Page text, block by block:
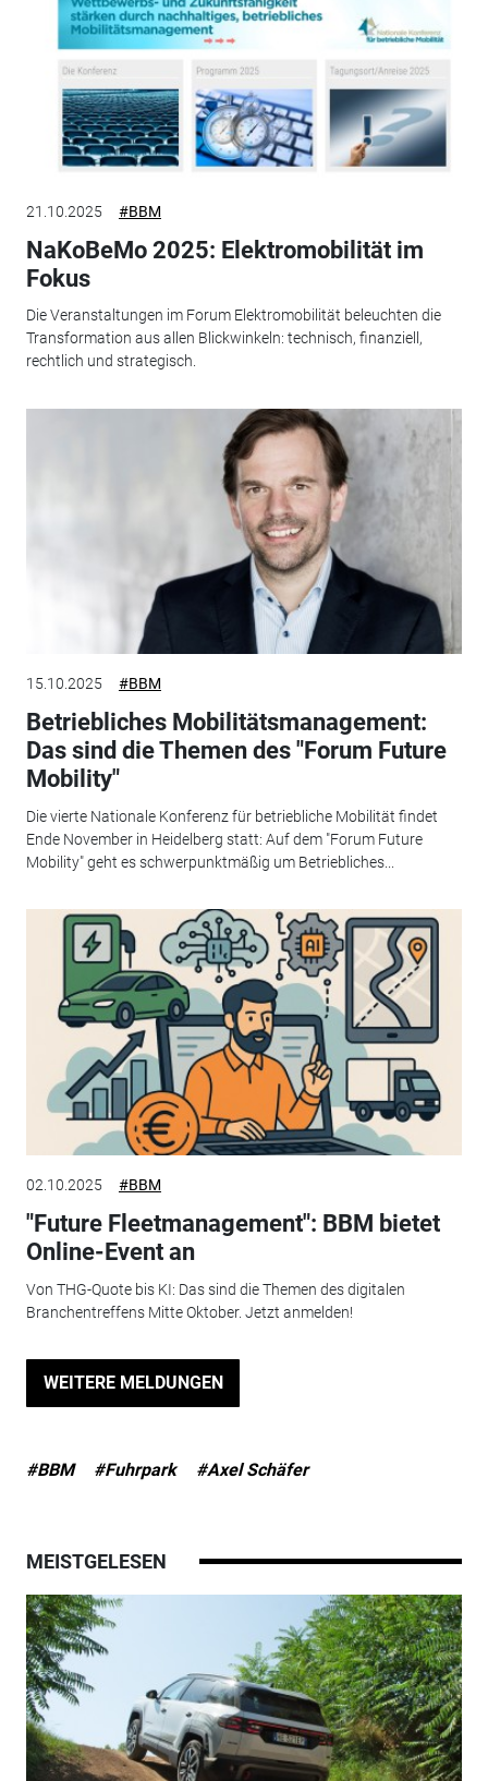
21.10.2025 #BBM
NaKoBeMo 2025: Elektromobilität im
Fokus
Die Veranstaltungen im Forum Elektromobilität beleuchten die
Transformation aus allen Blickwinkeln: technisch, finanziell,
rechtlich und strategisch.
15.10.2025 #BBM
Betriebliches Mobilitätsmanagement:
Das sind die Themen des "Forum Future
Mobility"
Die vierte Nationale Konferenz für betriebliche Mobilität findet
Ende November in Heidelberg statt: Auf dem "Forum Future
Mobility" geht es schwerpunktmäßig um Betriebliches...
02.10.2025 #BBM
"Future Fleetmanagement": BBM bietet
Online-Event an
Von THG-Quote bis KI: Das sind die Themen des digitalen
Branchentreffens Mitte Oktober. Jetzt anmelden!
WEITERE MELDUNGEN
#BBM #Fuhrpark #Axel Schäfer
MEISTGELESEN